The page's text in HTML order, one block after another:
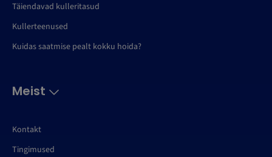
Täiendavad kulleritasud
Kullerteenused
Kuidas saatmise pealt kokku hoida?
Meist
Kontakt
Tingimused